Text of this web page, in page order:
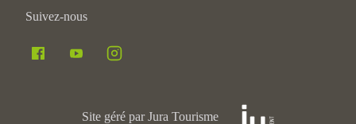
Suivez-nous
Site géré par Jura Tourisme